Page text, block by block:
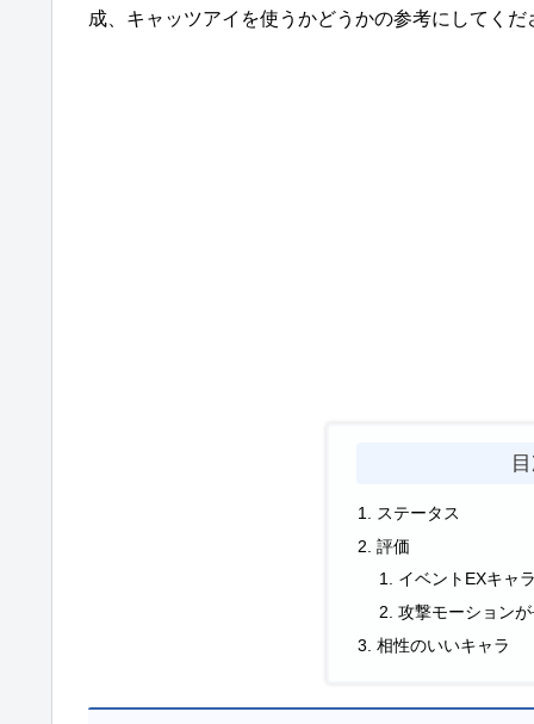
成、キャッツアイを使うかどうかの参考にしてくだ
ステータス
評価
イベントEXキャ
攻撃モーション
相性のいいキャラ